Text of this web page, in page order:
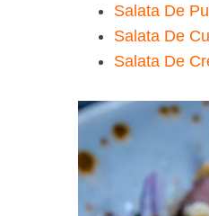
Salata De
Salata De
Salata De
f
o
r